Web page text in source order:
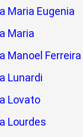
Maria Eugenia
Maria
Manoel Ferreira
Lunardi
Lovato
Lourdes